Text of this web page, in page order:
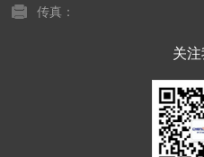
传真：
关